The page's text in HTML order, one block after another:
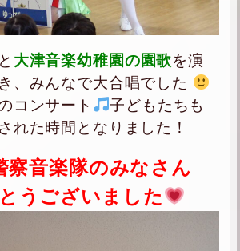
大津音楽幼稚園の園歌を演
、みんなで大合唱でした
コンサート
子どもたちも
れた時間となりました！
察音楽隊のみなさん
うございました